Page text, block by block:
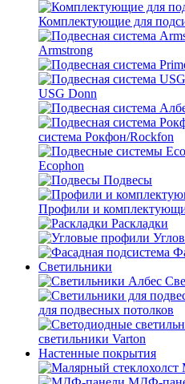
Комплектующие для
Armstrong
USG Donn
система Рокфон/Rockfon
Ecophon
Подвесы
Профили и
Раскладки
Светильники
для подвесных потолков
светильники Varton
Настенные покрытия